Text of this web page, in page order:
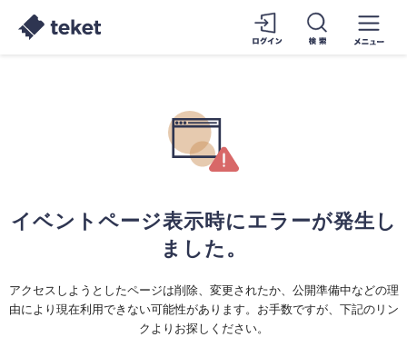
イベントページ表示時にエラーが発生し
ました。
アクセスしようとしたページは削除、変更されたか、公開準備中などの理
由により現在利用できない可能性があります。お手数ですが、下記のリン
クよりお探しください。